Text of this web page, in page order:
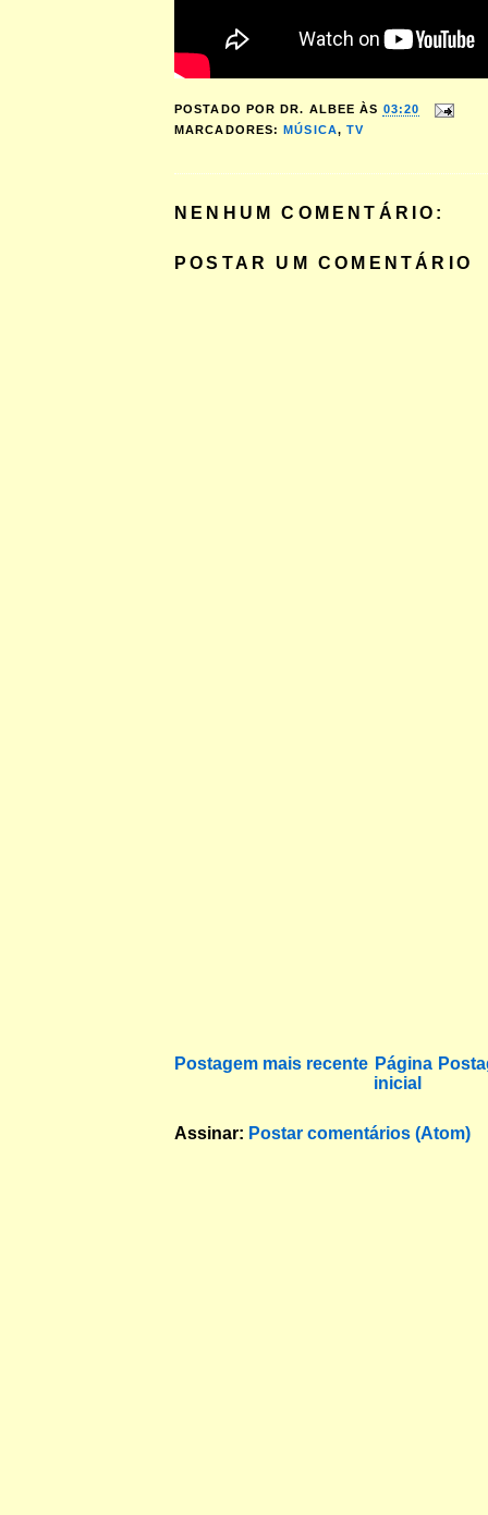
POSTADO POR DR. ALBEE ÀS 03:20
MARCADORES:MÚSICA,TV
NENHUM COMENTÁRIO:
POSTAR UM COMENTÁRIO
Postagem mais recente Página
inicial
Assinar: Postar comentários (Atom)